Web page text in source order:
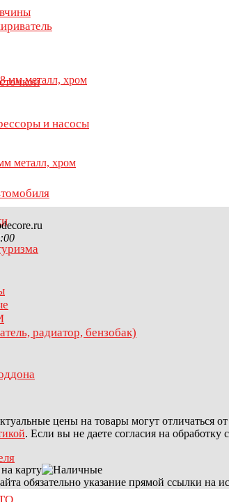
и насосы
радиатор, бензобак)
металл, хром
цены на товары могут отличаться
. Если вы не даете согласия на
обязательно указание прямой ссылки на